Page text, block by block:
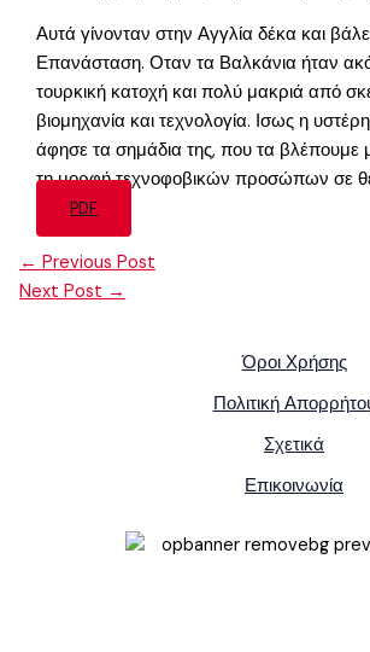
Αυτά γίνονταν στην Αγγλία δέκα και
Επανάσταση. Οταν τα Βαλκάνια ήταν
τουρκική κατοχή και πολύ μακριά από
βιομηχανία και τεχνολογία. Ισως η
άφησε τα σημάδια της, που τα βλέπουμε
τη μορφή τεχνοφοβικών προσώπων σε
PDF
← Previous Post
Next Post →
Όροι Χρήσης
Πολιτική
Σχετικά
Επικοινωνία